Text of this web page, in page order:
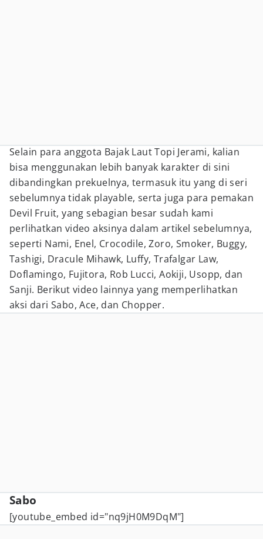
Selain para anggota Bajak Laut Topi Jerami, kalian
bisa menggunakan lebih banyak karakter di sini
dibandingkan prekuelnya, termasuk itu yang di seri
sebelumnya tidak playable, serta juga para pemakan
Devil Fruit, yang sebagian besar sudah kami
perlihatkan video aksinya dalam artikel sebelumnya,
seperti Nami, Enel, Crocodile, Zoro, Smoker, Buggy,
Tashigi, Dracule Mihawk, Luffy, Trafalgar Law,
Doflamingo, Fujitora, Rob Lucci, Aokiji, Usopp, dan
Sanji. Berikut video lainnya yang memperlihatkan
aksi dari Sabo, Ace, dan Chopper.
Sabo
[youtube_embed id="nq9jH0M9DqM"]